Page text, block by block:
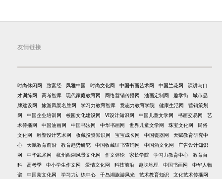
友情链接
时尚休闲网 致富经 风雅中国 时尚文化网 中国书画艺术网 中国兰花网
演讲与口
才训练网
高考智库 现代家庭教育网 网络营销传播网 油画定制网 趣学街
城市品
牌建设网
旅游风景名胜网 学习力教育智库 意志力教育学院 健康生活网
营销策划
网
中国企业培训网 校园文化建设网 VI设计知识网 中国儿童文学网 书画交易网
艺
术传播网
中国油画网 中国书法网 中华书画网 世界儿童文学网 珠宝文化网
民俗
文化网
雕塑设计艺术网 收藏投资知识网 宝宝成长网 中国瓷器网
天赋教育研究中
心
天赋教育前沿 教育趋势研究 中国收藏证书查询网 中国酒文化网
广告设计知识
网
中华武术网 杭州西湖风景文化网 作文评论 家长学院 学习力教育中心
教育百
科
高考季 中小学生作文网 爱情文化网 科技前沿 趣味地理 中国书画网
中华人物
谱
中国茶文化网 学习力训练中心 千岛湖旅游风光 艺术教育知识 文化艺术传播网